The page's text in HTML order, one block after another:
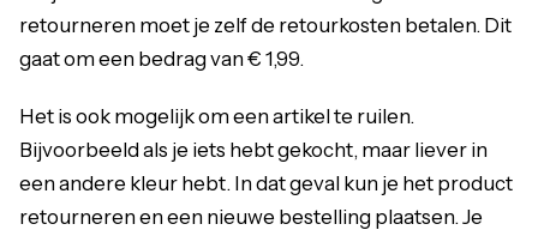
retourneren moet je zelf de retourkosten betalen. Dit
gaat om een bedrag van € 1,99.
Het is ook mogelijk om een artikel te ruilen.
Bijvoorbeeld als je iets hebt gekocht, maar liever in
een andere kleur hebt. In dat geval kun je het product
retourneren en een nieuwe bestelling plaatsen. Je